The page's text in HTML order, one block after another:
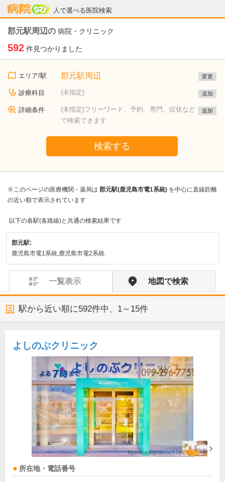
人で選べる医院検索
病院なび
郡元駅周辺の 病院・クリニック
592 件見つかりました
エリア/駅 郡元駅周辺 変更
診療科目 (未指定) 追加
詳細条件
(未指定)フリーワード、予約、専門、症状など
で検索できます
追加
検索する
※このページの医療機関・薬局は 郡元駅(鹿児島市電1系統) を中心に直線距離
の近い順で表示されています
以下の各駅(各路線)と共通の検索結果です
郡元駅:
鹿児島市電1系統,鹿児島市電2系統
一覧表示 地図で検索
駅から近い順に592件中、 1～15件
よしのぶクリニック
所在地・電話番号